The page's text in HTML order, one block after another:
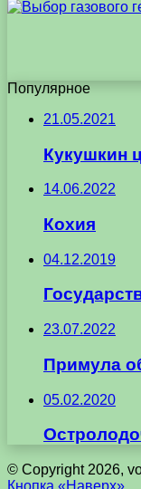
Популярное
21.05.2021
Кукушкин
14.06.2022
Кохия
04.12.2019
23.07.2022
Примула
05.02.2020
© Copyright 2026,
Кнопка «Наверх»